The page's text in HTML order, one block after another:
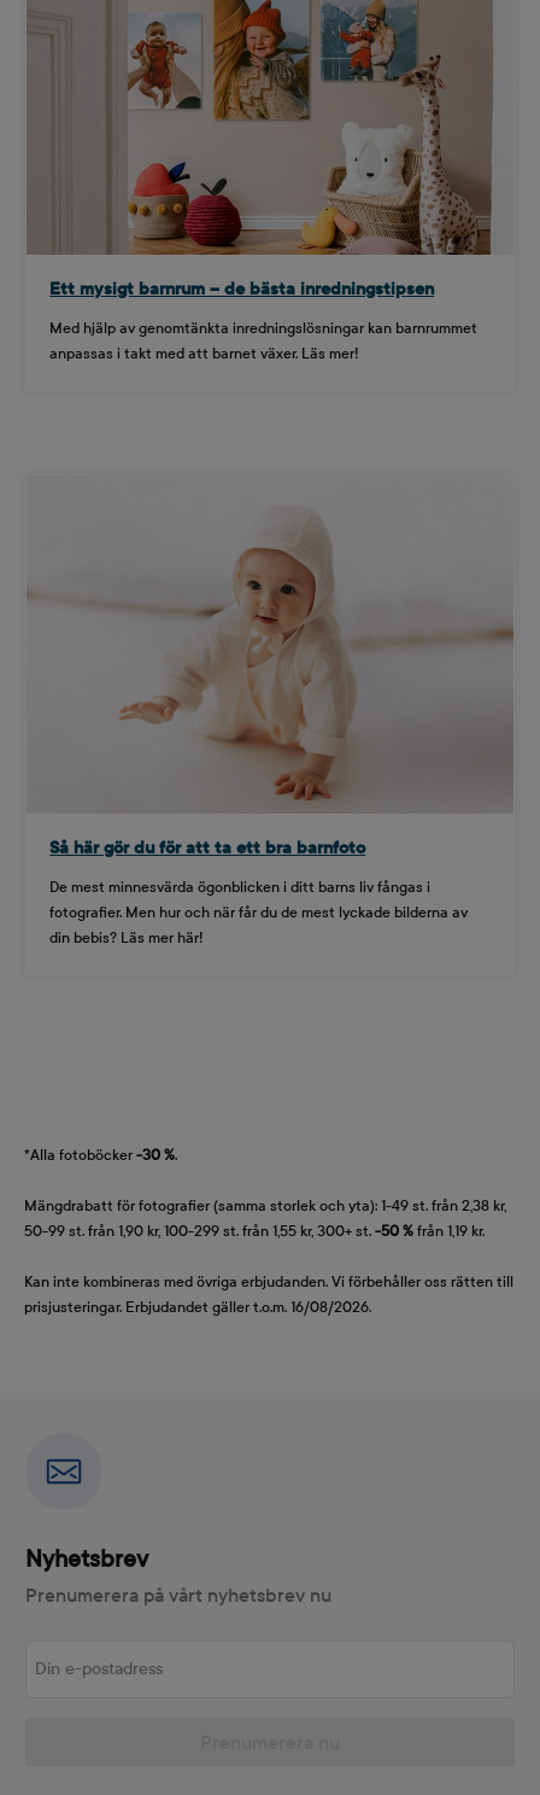
Ett mysigt barnrum – de bästa inredningstipsen
Med hjälp av genomtänkta inredningslösningar kan barnrummet
anpassas i takt med att barnet växer. Läs mer!
Så här gör du för att ta ett bra barnfoto
De mest minnesvärda ögonblicken i ditt barns liv fångas i
fotografier. Men hur och när får du de mest lyckade bilderna av
din bebis? Läs mer här!
*Alla fotoböcker -30 %.
Mängdrabatt för fotografier (samma storlek och yta): 1-49 st. från 2,38 kr,
50-99 st. från 1,90 kr, 100-299 st. från 1,55 kr, 300+ st. -50 % från 1,19 kr.
Kan inte kombineras med övriga erbjudanden. Vi förbehåller oss rätten till
prisjusteringar. Erbjudandet gäller t.o.m. 16/08/2026.
Nyhetsbrev
Prenumerera på vårt nyhetsbrev nu